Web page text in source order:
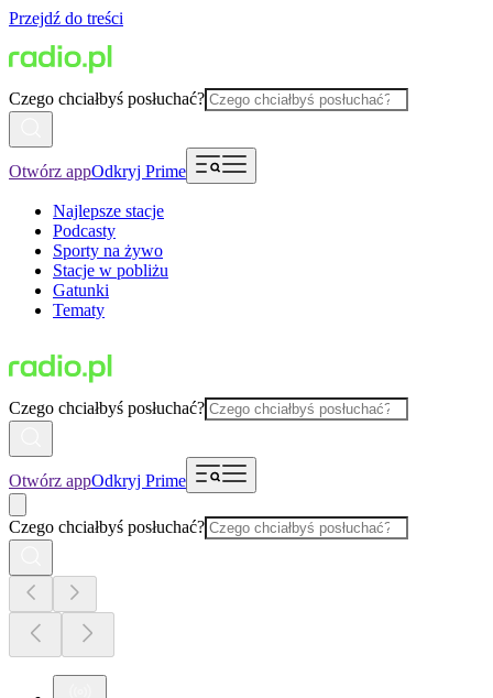
Przejdź do treści
Czego chciałbyś posłuchać?
Otwórz appOdkryj Prime
Najlepsze stacje
Podcasty
Sporty na żywo
Stacje w pobliżu
Gatunki
Tematy
Czego chciałbyś posłuchać?
Otwórz appOdkryj Prime
Czego chciałbyś posłuchać?